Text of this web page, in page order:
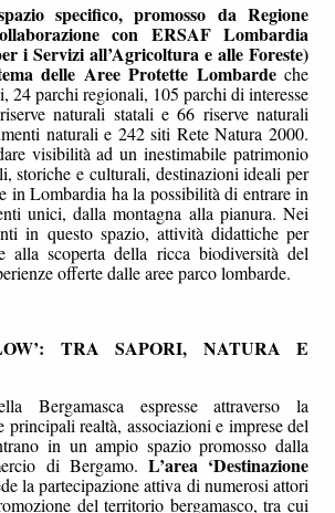
specifico, promosso da Regione
con ERSAF Lombardia
i Servizi all’Agricoltura e alle Foreste)
delle Aree Protette Lombardeche
24 parchi regionali, 105 parchi di interesse
naturali statali e 66 riserve naturali
naturali e 242 siti Rete Natura 2000.
visibilità ad un inestimabile patrimonio
storiche e culturali, destinazioni ideali per
in Lombardia ha la possibilità di entrare in
unici, dalla montagna alla pianura. Nei
in questo spazio, attività didattiche per
alla scoperta della ricca biodiversità del
offerte dalle aree parco lombarde.
TRA SAPORI, NATURA E
Bergamasca espresse attraverso la
principali realtà, associazioni e imprese del
in un ampio spazio promosso dalla
di Bergamo. L’area ‘Destinazione
la partecipazione attiva di numerosi attori
del territorio bergamasco, tra cui